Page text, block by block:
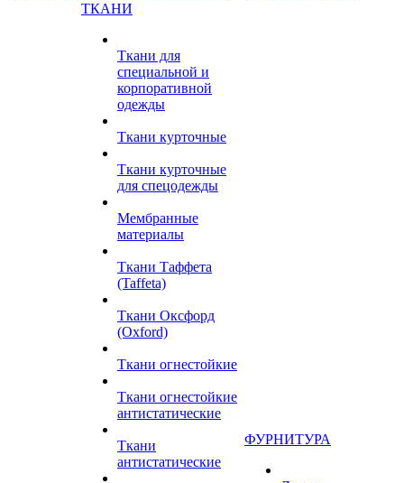
ТКАНИ
Ткани для
специальной и
корпоративной
одежды
Ткани курточные
Ткани курточные
для спецодежды
Мембранные
материалы
Ткани Таффета
(Taffeta)
Ткани Оксфорд
(Oxford)
Ткани огнестойкие
Ткани огнестойкие
антистатические
Ткани
антистатические
ФУРНИТУРА